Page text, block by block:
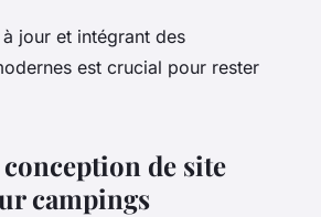
jour et intégrant des
est crucial pour rester
de site
campings